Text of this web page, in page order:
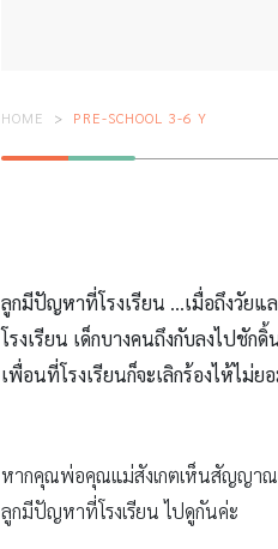
HOME PRE-SCHOOL 3-6 Y
ลูกมีปัญหาที่โรงเรียน …เมื่อถึงวัยแ
โรงเรียน เด็กบางคนถึงกับลงไปชัก
เพื่อนที่โรงเรียนก็จะเลิกร้องไห้ไม่ย
หากคุณพ่อคุณแม่สังเกตเห็นสัญญาณ
ลูกมีปัญหาที่โรงเรียน ไปดูกันค่ะ